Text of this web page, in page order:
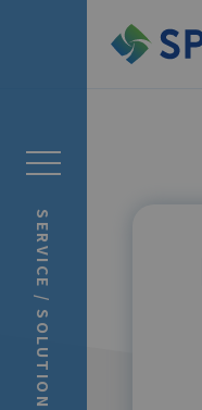
SERVICE / SOLUTION